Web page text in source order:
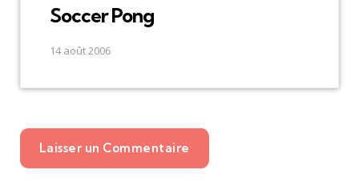
Soccer Pong
14 août 2006
Laisser un Commentaire